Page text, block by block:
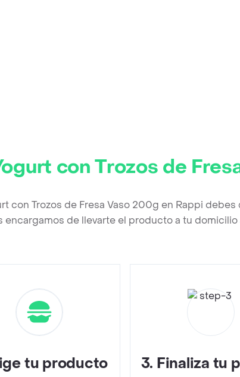
con Trozos de
con Trozos de Fresa Vaso 200g en Rappi
encargamos de llevarte el producto a tu domicilio
tu producto 3. Finaliza tu